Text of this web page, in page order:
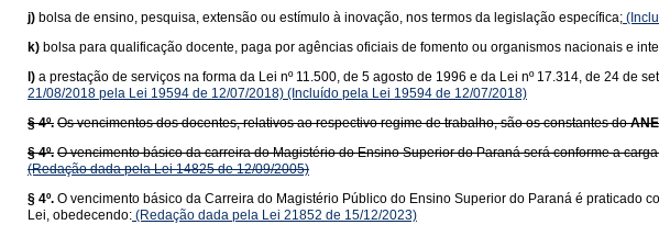
j) bolsa de ensino, pesquisa, extensão ou estímulo à inovação, nos termos da legislação específica;
k) bolsa para qualificação docente, paga por agências oficiais de fomento ou organismos nacionais e
l) a prestação de serviços na forma da Lei nº 11.500, de 5 agosto de 1996 e da Lei nº 17.314, de 24 de
21/08/2018 pela Lei 19594 de 12/07/2018) (Incluído pela Lei 19594 de 12/07/2018)
§ 4º. Os vencimentos dos docentes, relativos ao respectivo regime de trabalho, são os constantes do
§ 4º. O vencimento básico da carreira do Magistério do Ensino Superior do Paraná será conforme a
(Redação dada pela Lei 14825 de 12/09/2005)
§ 4º. O vencimento básico da Carreira do Magistério Público do Ensino Superior do Paraná é praticado
Lei, obedecendo: (Redação dada pela Lei 21852 de 15/12/2023)